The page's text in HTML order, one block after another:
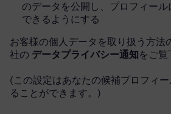
のデータを公開し、プロフィー
できるようにする
お客様の個人データを取り扱う方法
社の データプライバシー通知をご覧
(この設定はあなたの候補プロフィ
ることができます。)